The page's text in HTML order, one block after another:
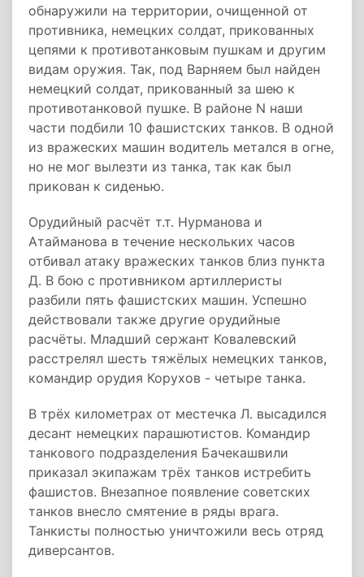
обнаружили на территории, очищенной от
противника, немецких солдат, прикованных
цепями к противотанковым пушкам и другим
видам оружия. Так, под Варняем был найден
немецкий солдат, прикованный за шею к
противотанковой пушке. В районе N наши
части подбили 10 фашистских танков. В одной
из вражеских машин водитель метался в огне,
но не мог вылезти из танка, так как был
прикован к сиденью.
Орудийный расчёт т.т. Нурманова и
Атайманова в течение нескольких часов
отбивал атаку вражеских танков близ пункта
Д. В бою с противником артиллеристы
разбили пять фашистских машин. Успешно
действовали также другие орудийные
расчёты. Младший сержант Ковалевский
расстрелял шесть тяжёлых немецких танков,
командир орудия Корухов - четыре танка.
В трёх километрах от местечка Л. высадился
десант немецких парашютистов. Командир
танкового подразделения Бачекашвили
приказал экипажам трёх танков истребить
фашистов. Внезапное появление советских
танков внесло смятение в ряды врага.
Танкисты полностью уничтожили весь отряд
диверсантов.